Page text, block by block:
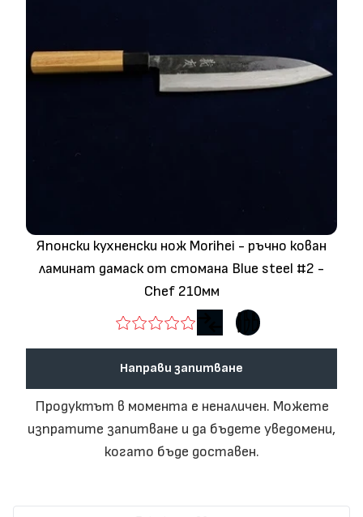
Японски кухненски нож Morihei - ръчнo кован
ламинат дамаск от стомана Blue steel #2 -
Chef 210мм
Направи запитване
Продуктът в момента е неналичен. Можете
изпратите запитване и да бъдете уведомени,
когато бъде доставен.